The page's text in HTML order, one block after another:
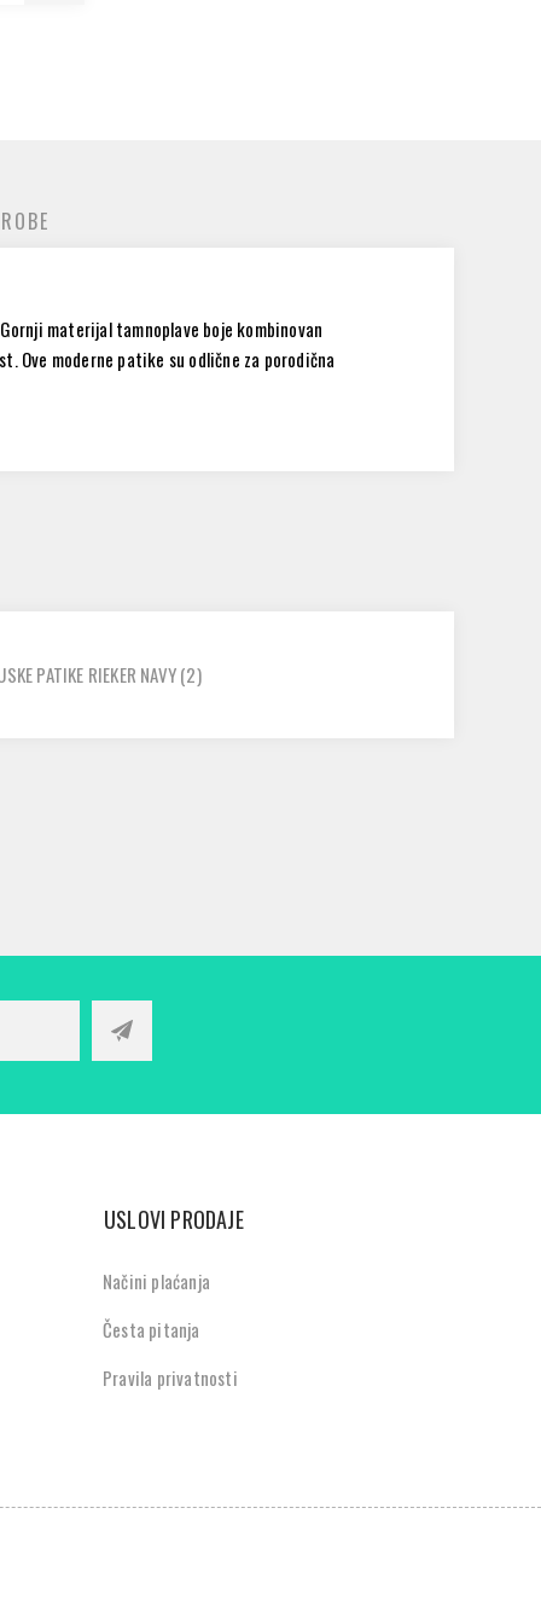
materijal tamnoplave boje kombinovan
Ove moderne patike su odlične za porodična
PATIKE RIEKER NAVY(2)
USLOVI PRODAJE
Načini plaćanja
Česta pitanja
Pravila privatnosti